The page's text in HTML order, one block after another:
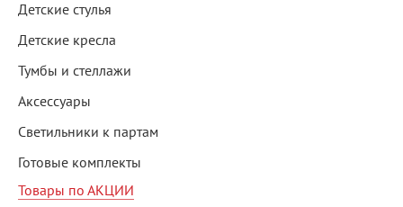
Детские стулья
Детские кресла
Тумбы и стеллажи
Аксессуары
Светильники к партам
Готовые комплекты
Товары по АКЦИИ